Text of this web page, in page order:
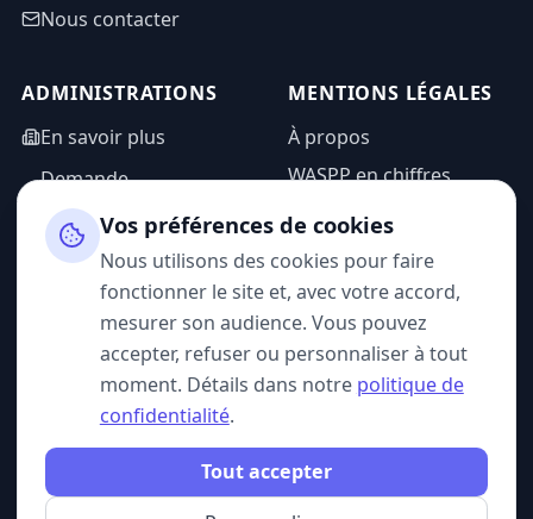
Nous contacter
ADMINISTRATIONS
En savoir plus
Demande
d'information
Espace admin
MENTIONS LÉGALES
À propos
WASPP en chiffres
Mentions légales
Politique de
confidentialité
CGU
SUIVEZ-NOUS
Vos préférences de cookies
Nous utilisons des cookies pour faire
fonctionner le site et, avec votre accord,
mesurer son audience. Vous pouvez
accepter, refuser ou personnaliser à tout
moment. Détails dans notre politique de
confidentialité.
Tout accepter